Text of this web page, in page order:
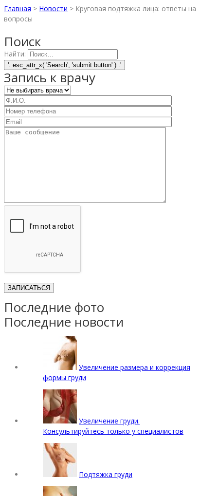
Главная > Новости > Круговая подтяжка лица: ответы на
вопросы
Поиск
Найти:
Запись к врачу
Последние фото
Последние новости
Увеличение размера и коррекция
формы груди
Увеличение груди.
Консультируйтесь только у специалистов
Подтяжка груди